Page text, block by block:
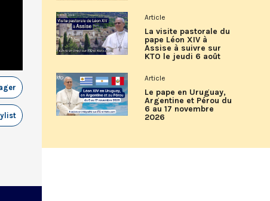
Article
La visite pastorale du
pape Léon XIV à
Assise à suivre sur
KTO le jeudi 6 août
Article
Le pape en Uruguay,
Argentine et Pérou du
6 au 17 novembre
2026